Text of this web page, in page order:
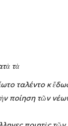
τὰ
ταλέντο κ
ποίηση τῶν